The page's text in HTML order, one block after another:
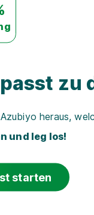
zu
heraus,
und leg los!
starten